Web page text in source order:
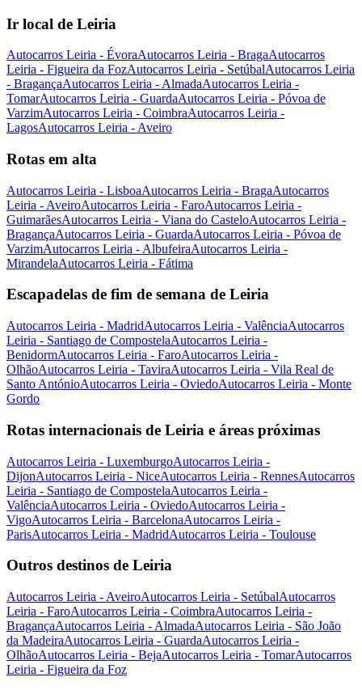
Ir local de Leiria
Autocarros Leiria - ÉvoraAutocarros Leiria - BragaAutocarros
Leiria - Figueira da FozAutocarros Leiria - SetúbalAutocarros Leiria
- BragançaAutocarros Leiria - AlmadaAutocarros Leiria -
TomarAutocarros Leiria - GuardaAutocarros Leiria - Póvoa de
VarzimAutocarros Leiria - CoimbraAutocarros Leiria -
LagosAutocarros Leiria - Aveiro
Rotas em alta
Autocarros Leiria - LisboaAutocarros Leiria - BragaAutocarros
Leiria - AveiroAutocarros Leiria - FaroAutocarros Leiria -
GuimarãesAutocarros Leiria - Viana do CasteloAutocarros Leiria -
BragançaAutocarros Leiria - GuardaAutocarros Leiria - Póvoa de
VarzimAutocarros Leiria - AlbufeiraAutocarros Leiria -
MirandelaAutocarros Leiria - Fátima
Escapadelas de fim de semana de Leiria
Autocarros Leiria - MadridAutocarros Leiria - ValênciaAutocarros
Leiria - Santiago de CompostelaAutocarros Leiria -
BenidormAutocarros Leiria - FaroAutocarros Leiria -
OlhãoAutocarros Leiria - TaviraAutocarros Leiria - Vila Real de
Santo AntónioAutocarros Leiria - OviedoAutocarros Leiria - Monte
Gordo
Rotas internacionais de Leiria e áreas próximas
Autocarros Leiria - LuxemburgoAutocarros Leiria -
DijonAutocarros Leiria - NiceAutocarros Leiria - RennesAutocarros
Leiria - Santiago de CompostelaAutocarros Leiria -
ValênciaAutocarros Leiria - OviedoAutocarros Leiria -
VigoAutocarros Leiria - BarcelonaAutocarros Leiria -
ParisAutocarros Leiria - MadridAutocarros Leiria - Toulouse
Outros destinos de Leiria
Autocarros Leiria - AveiroAutocarros Leiria - SetúbalAutocarros
Leiria - FaroAutocarros Leiria - CoimbraAutocarros Leiria -
BragançaAutocarros Leiria - AlmadaAutocarros Leiria - São João
da MadeiraAutocarros Leiria - GuardaAutocarros Leiria -
OlhãoAutocarros Leiria - BejaAutocarros Leiria - TomarAutocarros
Leiria - Figueira da Foz